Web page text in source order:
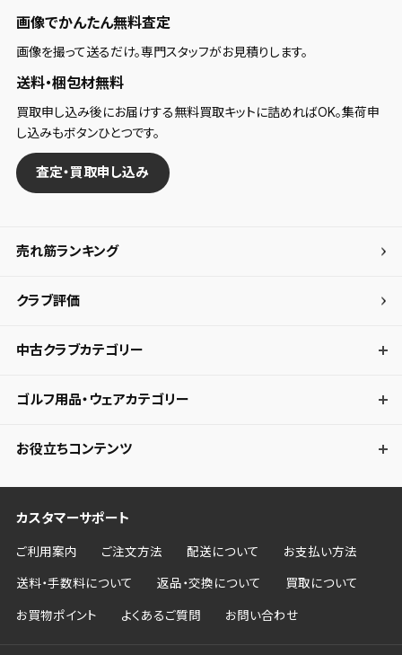
画像でかんたん無料査定
画像を撮って送るだけ。専門スタッフがお見積りします。
送料・梱包材無料
買取申し込み後にお届けする無料買取キットに詰めればOK。集荷申
し込みもボタンひとつです。
査定・買取申し込み
売れ筋ランキング
クラブ評価
中古クラブカテゴリー
ゴルフ用品・ウェアカテゴリー
お役立ちコンテンツ
カスタマーサポート
ご利用案内 ご注文方法 配送について お支払い方法
送料・手数料について 返品・交換について 買取について
お買物ポイント よくあるご質問 お問い合わせ